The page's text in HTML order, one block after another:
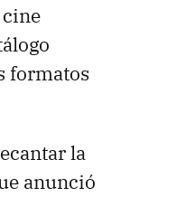
formatos
la
anunció